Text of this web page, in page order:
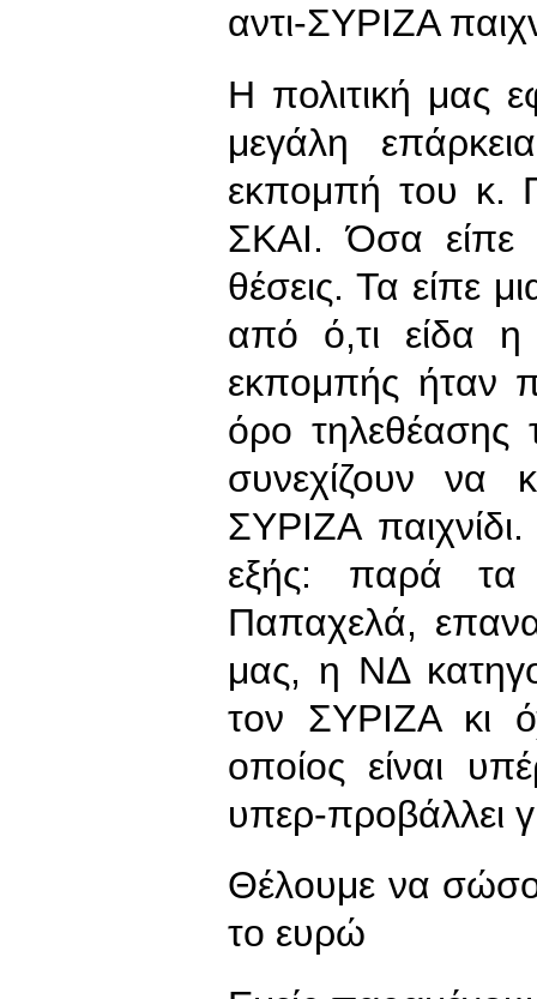
αντι-ΣΥΡΙΖΑ
Η πολιτική μας
μεγάλη
εκπομπή του κ.
ΣΚΑΙ. Όσα είπε
θέσεις. Τα είπε
από ό,τι είδα η
εκπομπής ήταν
όρο τηλεθέασης
συνεχίζουν να
ΣΥΡΙΖΑ
εξής: παρά
Παπαχελά,
μας, η ΝΔ
τον ΣΥΡΙΖΑ κι
οποίος είναι
υπερ-προβάλλει
Θέλουμε να
το ευρώ